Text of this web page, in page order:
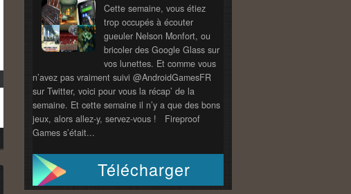
Cette semaine, vous étiez
trop occupés à écouter
gueuler Nelson Monfort, ou
bricoler des Google Glass sur
vos lunettes. Et comme vous
n’avez pas vraiment suivi @AndroidGamesFR
sur Twitter, voici pour vous la récap’ de la
semaine. Et cette semaine il n’y a que des bons
jeux, alors allez-y, servez-vous ! Fireproof
Games s’était...
Télécharger